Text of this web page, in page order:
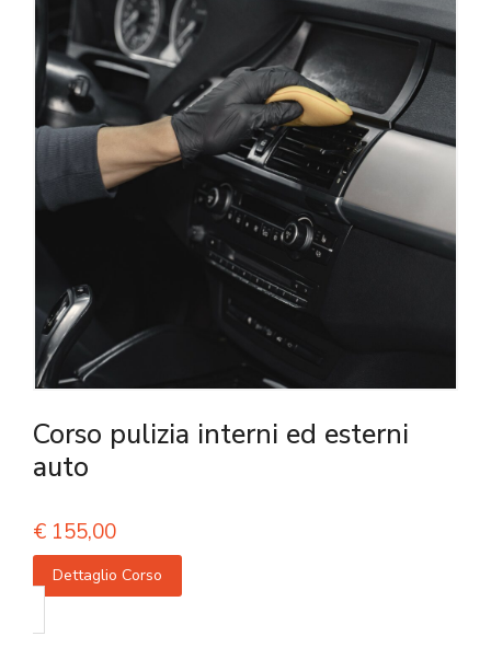
Corso pulizia interni ed esterni
auto
€ 155,00
Dettaglio Corso